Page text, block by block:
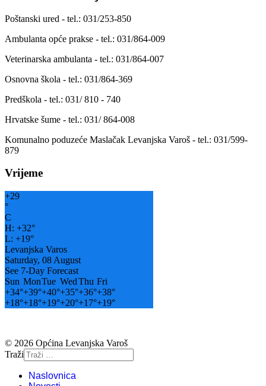
Poštanski ured - tel.: 031/253-850
Ambulanta opće prakse - tel.: 031/864-009
Veterinarska ambulanta - tel.: 031/864-007
Osnovna škola - tel.: 031/864-369
Predškola - tel.: 031/ 810 - 740
Hrvatske šume - tel.: 031/ 864-008
Komunalno poduzeće Maslačak Levanjska Varoš - tel.: 031/599-
879
Vrijeme
+29
°
C
H: +32°
L: +19°
Levanjska Varos
Saturday, 08 August
See 7-Day Forecast
Sun MonTue WedThu Fri
+34°+39°+40°+35°+36°+38°
+18°+18°+19°+20°+17°+19°
© 2026 Općina Levanjska Varoš
Traži
Naslovnica